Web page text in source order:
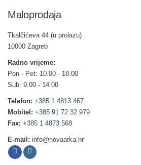
Maloprodaja
Tkalčićeva 44 (u prolazu)
10000 Zagreb
Radno vrijeme:
Pon - Pet: 10.00 - 18.00
Sub: 9.00 - 14.00
Telefon: +385 1 4813 467
Mobitel: +385 91 72 32 979
Fax: +385 1 4873 568
E-mail: info@novaarka.hr